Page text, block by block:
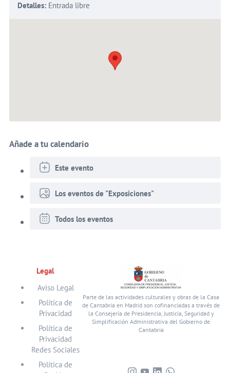
Detalles: Entrada libre
Añade a tu calendario
Este evento
Los eventos de "Exposiciones"
Todos los eventos
Legal
Aviso Legal
Política de
Privacidad
Política de
Privacidad
Redes Sociales
Política de
Parte de las actividades culturales y obras de la Casa
de Cantabria en Madrid son cofinanciadas a través de
la Consejería de Presidencia, Justicia, Seguridad y
Simplificación Administrativa del Gobierno de
Cantabria